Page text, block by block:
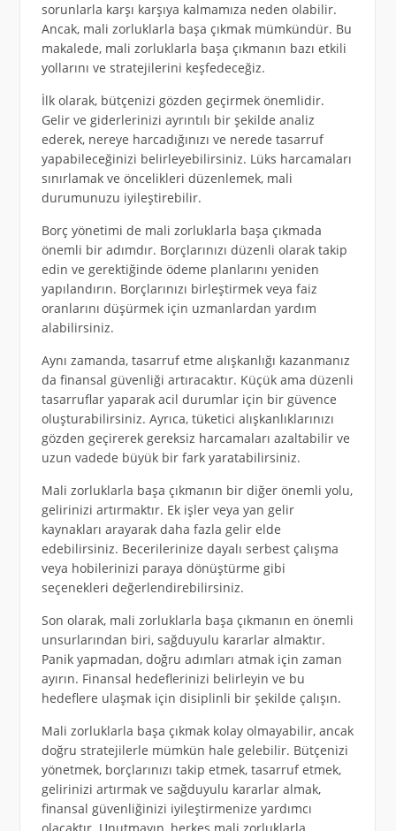
sorunlarla karşı karşıya kalmamıza neden olabilir.
Ancak, mali zorluklarla başa çıkmak mümkündür. Bu
makalede, mali zorluklarla başa çıkmanın bazı etkili
yollarını ve stratejilerini keşfedeceğiz.
İlk olarak, bütçenizi gözden geçirmek önemlidir.
Gelir ve giderlerinizi ayrıntılı bir şekilde analiz
ederek, nereye harcadığınızı ve nerede tasarruf
yapabileceğinizi belirleyebilirsiniz. Lüks harcamaları
sınırlamak ve öncelikleri düzenlemek, mali
durumunuzu iyileştirebilir.
Borç yönetimi de mali zorluklarla başa çıkmada
önemli bir adımdır. Borçlarınızı düzenli olarak takip
edin ve gerektiğinde ödeme planlarını yeniden
yapılandırın. Borçlarınızı birleştirmek veya faiz
oranlarını düşürmek için uzmanlardan yardım
alabilirsiniz.
Aynı zamanda, tasarruf etme alışkanlığı kazanmanız
da finansal güvenliği artıracaktır. Küçük ama düzenli
tasarruflar yaparak acil durumlar için bir güvence
oluşturabilirsiniz. Ayrıca, tüketici alışkanlıklarınızı
gözden geçirerek gereksiz harcamaları azaltabilir ve
uzun vadede büyük bir fark yaratabilirsiniz.
Mali zorluklarla başa çıkmanın bir diğer önemli yolu,
gelirinizi artırmaktır. Ek işler veya yan gelir
kaynakları arayarak daha fazla gelir elde
edebilirsiniz. Becerilerinize dayalı serbest çalışma
veya hobilerinizi paraya dönüştürme gibi
seçenekleri değerlendirebilirsiniz.
Son olarak, mali zorluklarla başa çıkmanın en önemli
unsurlarından biri, sağduyulu kararlar almaktır.
Panik yapmadan, doğru adımları atmak için zaman
ayırın. Finansal hedeflerinizi belirleyin ve bu
hedeflere ulaşmak için disiplinli bir şekilde çalışın.
Mali zorluklarla başa çıkmak kolay olmayabilir, ancak
doğru stratejilerle mümkün hale gelebilir. Bütçenizi
yönetmek, borçlarınızı takip etmek, tasarruf etmek,
gelirinizi artırmak ve sağduyulu kararlar almak,
finansal güvenliğinizi iyileştirmenize yardımcı